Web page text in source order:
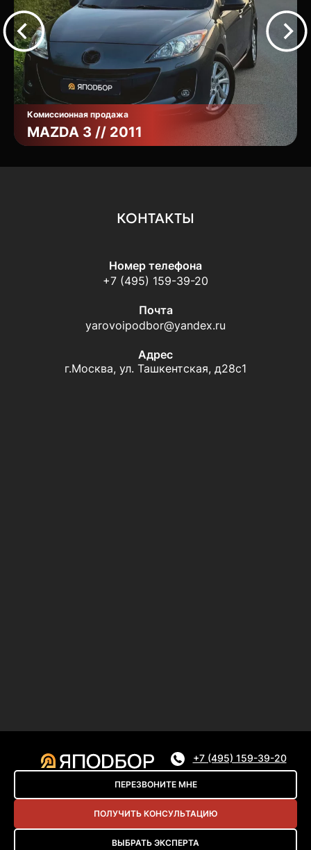
Комиссионная продажа
MAZDA 3 // 2011
КОНТАКТЫ
Номер телефона
+7 (495) 159-39-20
Почта
yarovoipodbor@yandex.ru
Адрес
г.Москва, ул. Ташкентская, д28с1
+7 (495) 159-39-20
ПЕРЕЗВОНИТЕ МНЕ
ПОЛУЧИТЬ КОНСУЛЬТАЦИЮ
ВЫБРАТЬ ЭКСПЕРТА